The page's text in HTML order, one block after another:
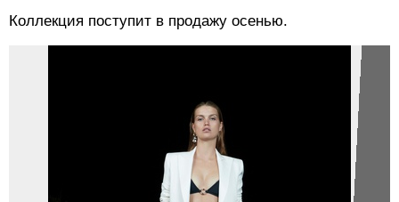
Коллекция поступит в продажу осенью.